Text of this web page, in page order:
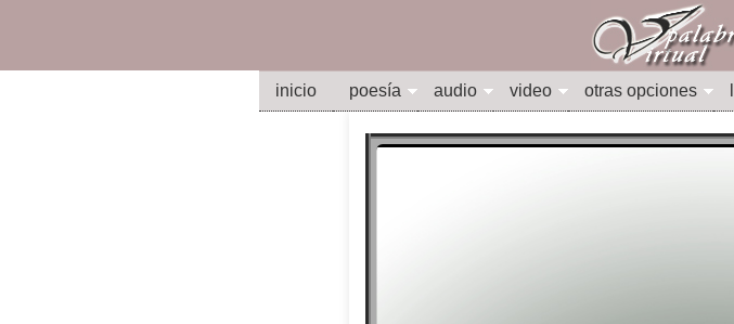
inicio poesía audio video otras opciones